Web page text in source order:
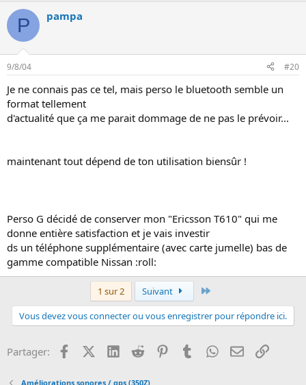
P pampa
9/8/04 #20
Je ne connais pas ce tel, mais perso le bluetooth semble un
format tellement
d'actualité que ça me parait dommage de ne pas le prévoir...
maintenant tout dépend de ton utilisation biensûr !
Perso G décidé de conserver mon "Ericsson T610" qui me
donne entière satisfaction et je vais investir
ds un téléphone supplémentaire (avec carte jumelle) bas de
gamme compatible Nissan :roll:
1 sur 2 Suivant
Vous devez vous connecter ou vous enregistrer pour répondre ici.
Partager: FacebookX (Twitter)
LinkedInReddit PinterestTumblrWhatsApp
EmailLien
Améliorations sonores / gps (350Z)